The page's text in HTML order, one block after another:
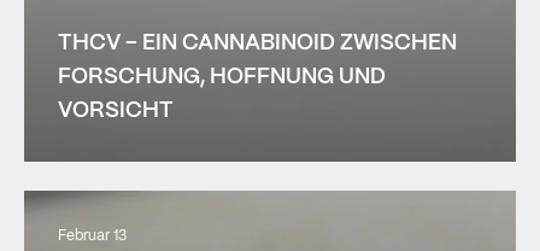
THCV – EIN CANNABINOID ZWISCHEN
FORSCHUNG, HOFFNUNG UND
VORSICHT
Februar 13